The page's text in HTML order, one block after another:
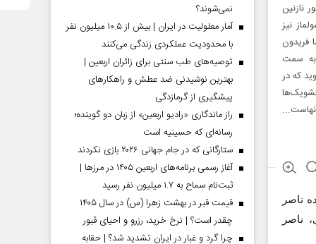
نازنین
نیز
فریدون
به سمت
که در
ناصر
ناصر
نمی‌شوند؟
آمار معلولیت در ایران | بیش از ۱۰.۵ میلیون نفر
با محدودیت عملکردی زندگی می‌کنند
توصیه‌های طب سنتی برای زائران اربعین |
بهترین نوشیدنی ضد عطش و راهکارهای
پیشگیری از گرمازدگی
راز ماندگاری «رادیو اربعین» از زبان دو گوینده؛
رسانه‌ای که حسینیه است
ستارگانی که در جام جهانی ۲۰۲۶ بازی نکردند
آغاز رسمی برنامه‌های اربعین ۱۴۰۵ در مرز‌ها |
ثبت‌نام سماح به ۱.۷ میلیون نفر رسید
قیمت قبر در بهشت زهرا (س) در سال ۱۴۰۵
چقدر است؟ | نرخ خرید، رزرو و احیای قبور
چرا گرد و غبار در ایران تشدید شد؟ | حقابه